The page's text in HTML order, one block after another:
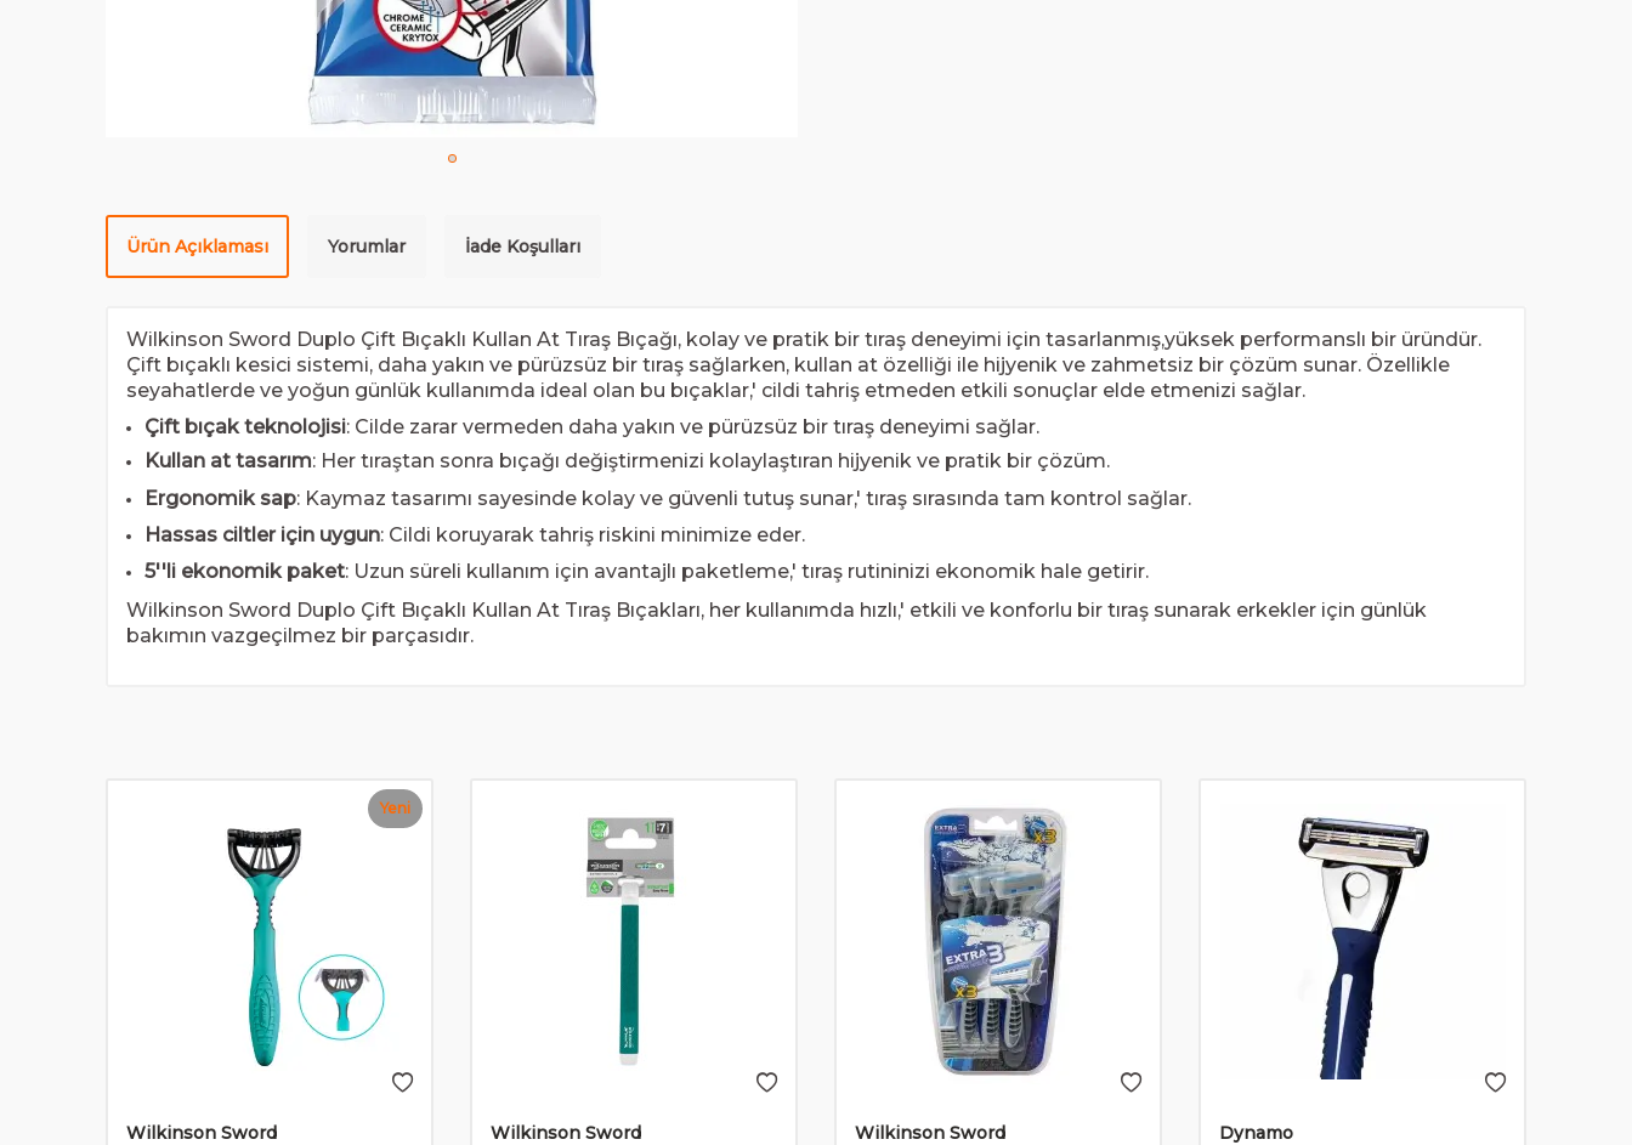
Ürün Açıklaması Yorumlar İade Koşulları
Wilkinson Sword Duplo Çift Bıçaklı Kullan At Tıraş Bıçağı, kolay ve pratik bir tıraş deneyimi için tasarlanmış,yüksek performanslı bir üründür.
Çift bıçaklı kesici sistemi, daha yakın ve pürüzsüz bir tıraş sağlarken, kullan at özelliği ile hijyenik ve zahmetsiz bir çözüm sunar. Özellikle
seyahatlerde ve yoğun günlük kullanımda ideal olan bu bıçaklar,' cildi tahriş etmeden etkili sonuçlar elde etmenizi sağlar.
Çift bıçak teknolojisi: Cilde zarar vermeden daha yakın ve pürüzsüz bir tıraş deneyimi sağlar.
Kullan at tasarım: Her tıraştan sonra bıçağı değiştirmenizi kolaylaştıran hijyenik ve pratik bir çözüm.
Ergonomik sap: Kaymaz tasarımı sayesinde kolay ve güvenli tutuş sunar,' tıraş sırasında tam kontrol sağlar.
Hassas ciltler için uygun: Cildi koruyarak tahriş riskini minimize eder.
5''li ekonomik paket: Uzun süreli kullanım için avantajlı paketleme,' tıraş rutininizi ekonomik hale getirir.
Wilkinson Sword Duplo Çift Bıçaklı Kullan At Tıraş Bıçakları, her kullanımda hızlı,' etkili ve konforlu bir tıraş sunarak erkekler için günlük
bakımın vazgeçilmez bir parçasıdır.
Yeni
Wilkinson Sword
Wilkinson Sword
Wilkinson Sword
Dynamo